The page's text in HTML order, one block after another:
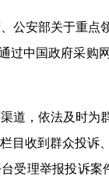
公安部关于重
过中国政府采购
道，依法及时
目收到群众投诉
受理举报投诉